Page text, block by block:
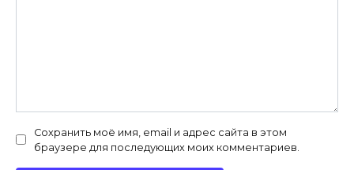
Сохранить моё имя, email и адрес сайта в этом
браузере для последующих моих комментариев.